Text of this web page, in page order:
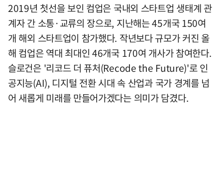
2019년 첫선을 보인 컴업은 국내외 스타트업 생태계 관
계자 간 소통·교류의 장으로, 지난해는 45개국 150여
개 해외 스타트업이 참가했다. 작년보다 규모가 커진 올
해 컴업은 역대 최대인 46개국 170여 개사가 참여한다.
슬로건은 '리코드 더 퓨처(Recode the Future)'로 인
공지능(AI), 디지털 전환 시대 속 산업과 국가 경계를 넘
어 새롭게 미래를 만들어가겠다는 의미가 담겼다.